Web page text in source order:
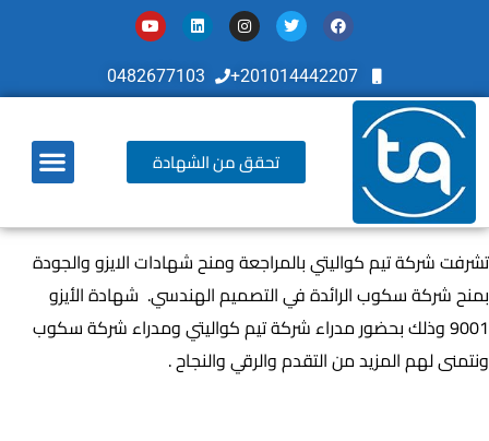
201014442207+
0482677103
تحقق من الشهادة
تشرفت شركة تيم كواليتي بالمراجعة ومنح شهادات الايزو والجودة
بمنح شركة سكوب الرائدة في التصميم الهندسي. شهادة الأيزو
9001 وذلك بحضور مدراء شركة تيم كواليتي ومدراء شركة سكوب
ونتمنى لهم المزيد من التقدم والرقي والنجاح .